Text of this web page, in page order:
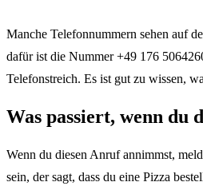
Manche Telefonnummern sehen auf
dafür ist die Nummer +49 176
Telefonstreich. Es ist gut zu wissen,
Was passiert, wenn du
Wenn du diesen Anruf annimmst,
sein, der sagt, dass du eine Pizza